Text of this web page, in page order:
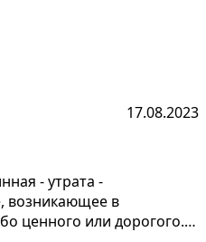
17.08.2023
- утрата -
возникающее в
ценного или дорогого.